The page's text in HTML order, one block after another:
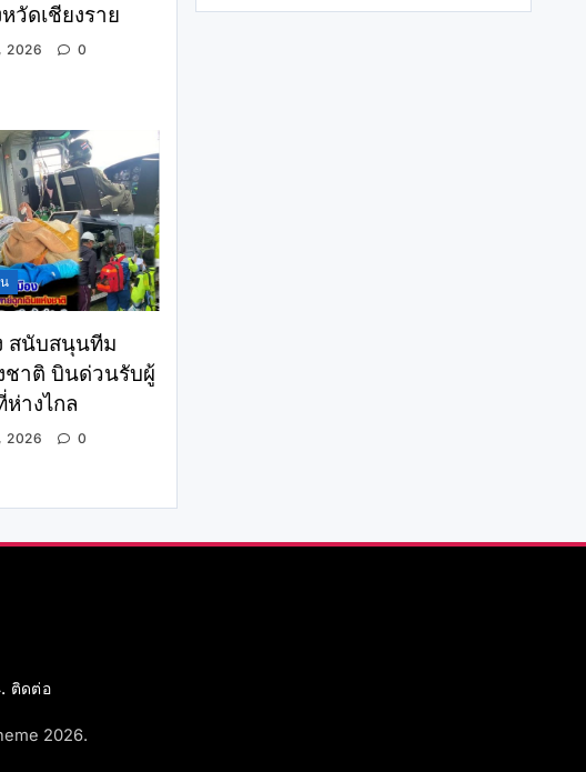
วัดเชียงราย
2026 0
สนับสนุนทีม
ชาติ บินด่วนรับผู้
างไกล
2026 0
ติดต่อ
2026.